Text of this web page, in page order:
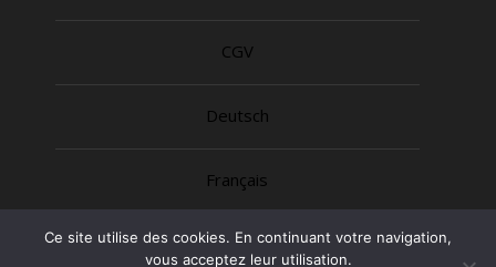
CGV
Deutsch
Français
Ce site utilise des cookies. En continuant votre navigation,
vous acceptez leur utilisation.